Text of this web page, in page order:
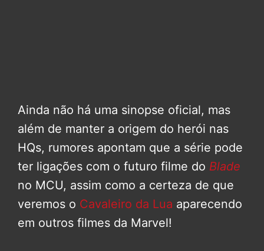
Ainda não há uma sinopse oficial, mas
além de manter a origem do herói nas
HQs, rumores apontam que a série pode
ter ligações com o futuro filme do Blade
no MCU, assim como a certeza de que
veremos o Cavaleiro da Lua aparecendo
em outros filmes da Marvel!